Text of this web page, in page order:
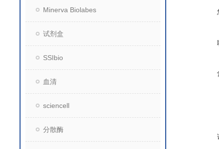
Minerva Biolabes
试剂盒
SSIbio
血清
sciencell
分散酶